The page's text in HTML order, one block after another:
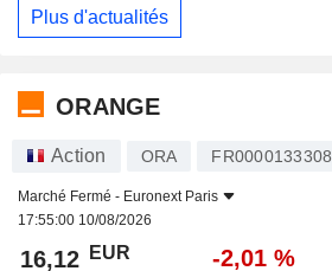
Plus d'actualités
ORANGE
Action ORA FR0000133308
Marché Fermé - Euronext Paris
17:55:00 10/08/2026
16,12 EUR -2,01 %